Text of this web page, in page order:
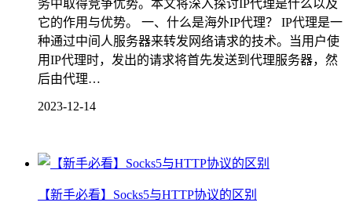
务中取得竞争优势。本文将深入探讨IP代理是什么以及
它的作用与优势。 一、什么是海外IP代理？ IP代理是一
种通过中间人服务器来转发网络请求的技术。当用户使
用IP代理时，发出的请求将首先发送到代理服务器，然
后由代理…
2023-12-14
【新手必看】Socks5与HTTP协议的区别